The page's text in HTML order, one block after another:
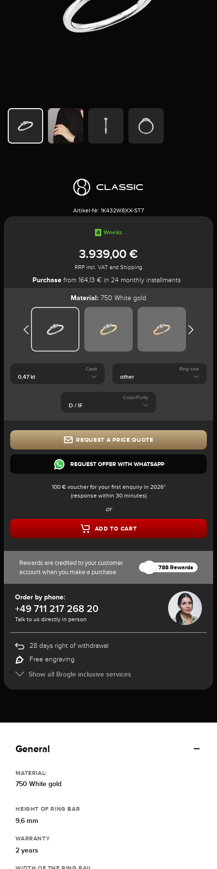
Artikel-Nr: 1K432W8XX-ST7
4 Weeks
3.939,00 €
RRP incl. VAT and Shipping
Purchase from 164,13 € in 24 monthly installments
Material: 750 White gold
Carat Ring size
Color/Purity
REQUEST A PRICE QUOTE
REQUEST OFFER WITH WHATSAPP
100 € voucher for your first enquiry in 2026*
(response within 30 minutes)
or
ADD TO CART
Rewards are credited to your customer
account when you make a purchase
788 Rewards
Order by phone:
+49 711 217 268 20
Talk to us directly in person
28 days right of withdrawal
Free engraving
Show all Brogle inclusive services
General
MATERIAL:
750 White gold
HEIGHT OF RING BAR
9,6 mm
WARRANTY
2 years